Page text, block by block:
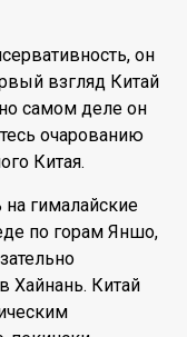
он
взгляд Китай
самом деле он
очарованию
Китая.
гималайские
по горам Яншо,
Хайнань. Китай